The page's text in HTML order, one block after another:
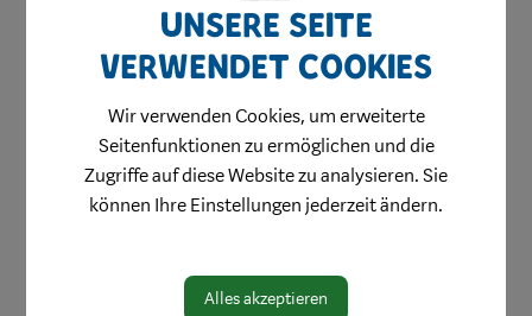
Unsere Seite
verwendet Cookies
Wir verwenden Cookies, um erweiterte
Seitenfunktionen zu ermöglichen und die
Zugriffe auf diese Website zu analysieren. Sie
können Ihre Einstellungen jederzeit ändern.
Alles akzeptieren